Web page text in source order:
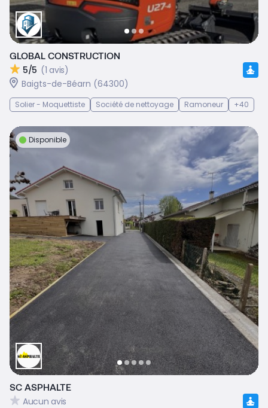
GLOBAL CONSTRUCTION
5/5 (1 avis)
Baigts-de-Béarn (64300)
Solier - Moquettiste Société de nettoyage Ramoneur +40
Disponible
SC ASPHALTE
Aucun avis